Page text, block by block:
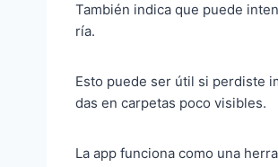
También indica que puede
ría.
Esto puede ser útil si perdiste
das en carpetas poco visibles.
La app funciona como una